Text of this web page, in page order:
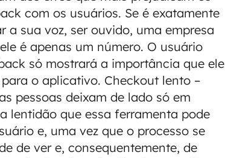
com os usuários. Se é exatamente
a sua voz, ser ouvido, uma empresa
é apenas um número. O usuário
só mostrará a importância que ele
o aplicativo. Checkout lento –
pessoas deixam de lado só em
lentidão que essa ferramenta pode
e, uma vez que o processo se
de ver e, consequentemente, de